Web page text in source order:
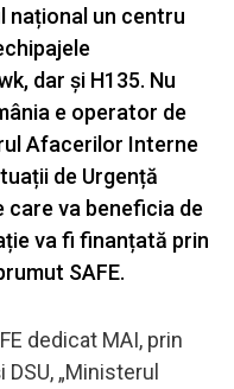
național un centru
dar și H135. Nu
e operator de
Afacerilor Interne
de Urgență
care va beneficia de
va fi finanțată prin
SAFE.
dedicat MAI, prin
„Ministerul